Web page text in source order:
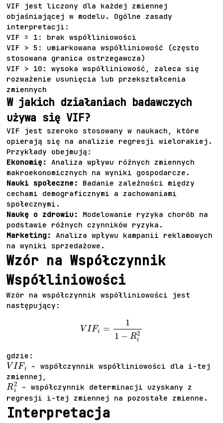
VIF jest liczony dla każdej zmiennej
objaśniającej w modelu. Ogólne zasady
interpretacji:
VIF = 1: brak współliniowości
VIF > 5: umiarkowana współliniowość (często
stosowana granica ostrzegawcza)
VIF > 10: wysoka współliniowość, zaleca się
rozważenie usunięcia lub przekształcenia
zmiennych
W jakich działaniach badawczych
używa się VIF?
VIF jest szeroko stosowany w naukach, które
opierają się na analizie regresji wielorakiej.
Przykłady obejmują:
Ekonomię:
Analiza wpływu różnych zmiennych
makroekonomicznych na wyniki gospodarcze.
Nauki społeczne:
Badanie zależności między
cechami demograficznymi a zachowaniami
społecznymi.
Naukę o zdrowiu:
Modelowanie ryzyka chorób na
podstawie różnych czynników ryzyka.
Marketing:
Analiza wpływu kampanii reklamowych
na wyniki sprzedażowe.
Wzór na Współczynnik
Współliniowości
Wzór na współczynnik współliniowości jest
następujący:
R
gdzie:
VIFi
– współczynnik współliniowości dla i-tej
zmiennej,
Ri2
– współczynnik determinacji uzyskany z
regresji i-tej zmiennej na pozostałe zmienne.
Interpretacja